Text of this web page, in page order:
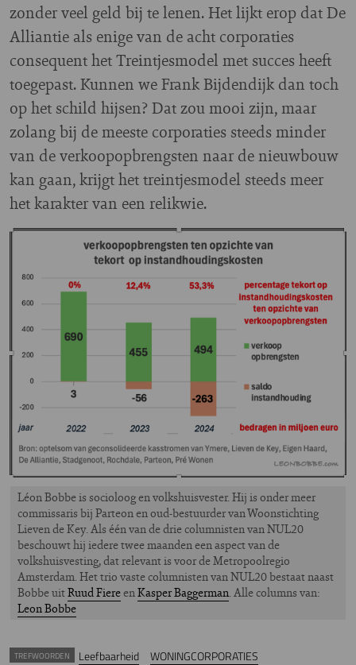
zonder veel geld bij te lenen. Het lijkt erop dat De
Alliantie als enige van de acht corporaties
consequent het Treintjesmodel met succes heeft
toegepast. Kunnen we Frank Bijdendijk dan toch
op het schild hijsen? Dat zou mooi zijn, maar
zolang bij de meeste corporaties steeds minder
van de verkoopopbrengsten naar de nieuwbouw
kan gaan, krijgt het treintjesmodel steeds meer
het karakter van een relikwie.
Image
Léon Bobbe is socioloog en volkshuisvester. Hij is onder meer
commissaris bij Parteon en oud-bestuurder van Woonstichting
Lieven de Key. Als één van de drie columnisten van NUL20
beschouwt hij iedere twee maanden een aspect van de
volkshuisvesting, dat relevant is voor de Metropoolregio
Amsterdam. Het trio vaste columnisten van NUL20 bestaat naast
Bobbe uitRuud FiereenKasper Baggerman. Alle columns van:
Leon Bobbe
TREFWOORDEN Leefbaarheid WONINGCORPORATIES